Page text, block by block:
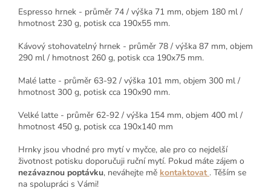
Espresso hrnek - průměr 74 / výška 71 mm, objem 180 ml /
hmotnost 230 g, potisk cca 190x55 mm.
Kávový stohovatelný hrnek - průměr 78 / výška 87 mm, objem
290 ml / hmotnost 260 g, potisk cca 190x75 mm.
Malé latte - průměr 63-92 / výška 101 mm, objem 300 ml /
hmotnost 300 g, potisk cca 190x90 mm.
Velké latte - průměr 62-92 / výška 154 mm, objem 400 ml /
hmotnost 450 g, potisk cca 190x140 mm
Hrnky jsou vhodné pro mytí v myčce, ale pro co nejdelší
životnost potisku doporučuji ruční mytí. Pokud máte zájem o
nezávaznou poptávku, neváhejte mě kontaktovat . Těším se
na spolupráci s Vámi!